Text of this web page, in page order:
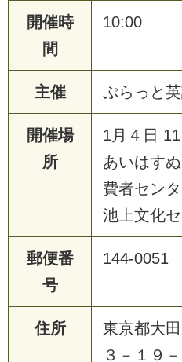
開催時
間
10:00
主催 ぷらっと
開催場
所
1月４日
あいはす
費者セン
池上文化
郵便番
号
144-0051
住所
東京都大
３－１９－